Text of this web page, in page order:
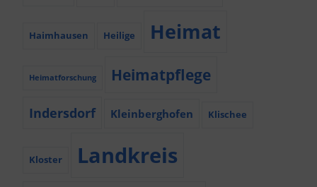
Haimhausen Heilige Heimat
Heimatforschung Heimatpflege
Indersdorf Kleinberghofen Klischee
Kloster Landkreis